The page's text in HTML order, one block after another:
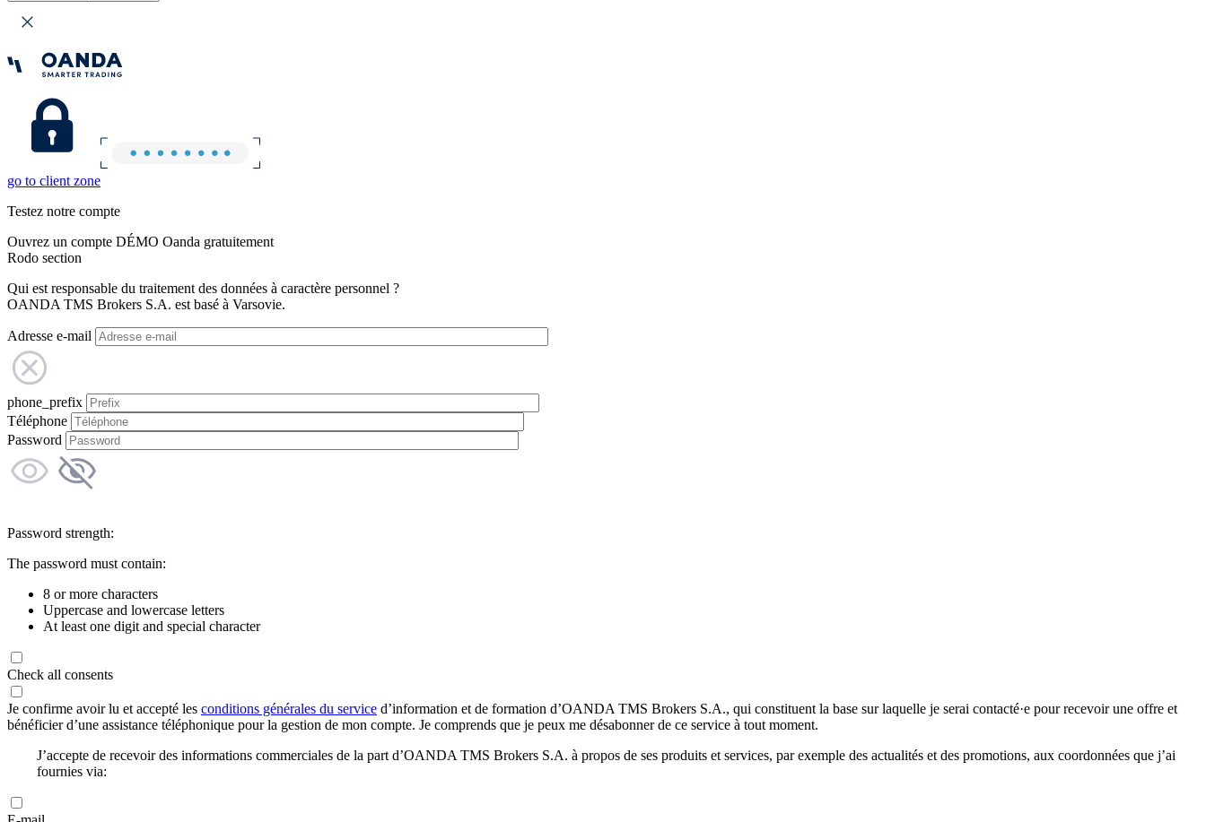
go to client zone
Testez notre compte
Ouvrez un compte DÉMO Oanda gratuitement
Rodo section
Qui est responsable du traitement des données à caractère personnel ?
OANDA TMS Brokers S.A. est basé à Varsovie.
Adresse e-mail
phone_prefix
Téléphone
Password
Password strength:
The password must contain:
8 or more characters
Uppercase and lowercase letters
At least one digit and special character
Check all consents
Je confirme avoir lu et accepté les conditions générales du service d’information et de formation d’OANDA TMS Brokers S.A., qui constituent la base sur laquelle je serai contacté·e pour recevoir une offre et
bénéficier d’une assistance téléphonique pour la gestion de mon compte. Je comprends que je peux me désabonner de ce service à tout moment.
J’accepte de recevoir des informations commerciales de la part d’OANDA TMS Brokers S.A. à propos de ses produits et services, par exemple des actualités et des promotions, aux coordonnées que j’ai
fournies via: